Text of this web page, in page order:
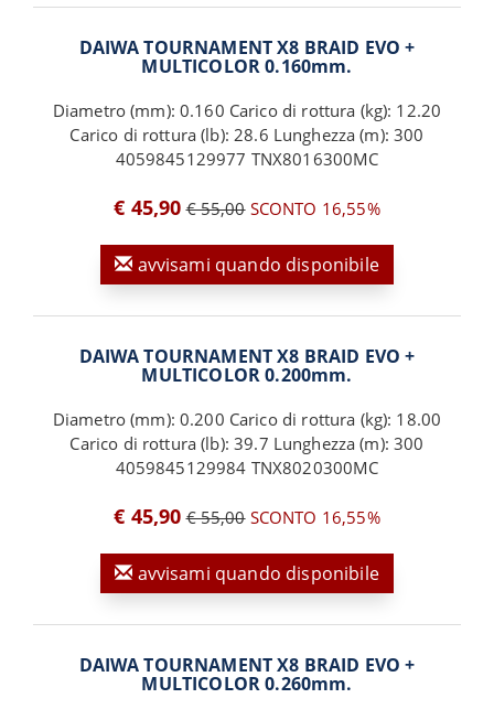
DAIWA TOURNAMENT X8 BRAID EVO +
MULTICOLOR 0.160mm.
Diametro (mm): 0.160 Carico di rottura (kg): 12.20
Carico di rottura (lb): 28.6 Lunghezza (m): 300
4059845129977 TNX8016300MC
€ 45,90 € 55,00SCONTO 16,55%
avvisami quando disponibile
DAIWA TOURNAMENT X8 BRAID EVO +
MULTICOLOR 0.200mm.
Diametro (mm): 0.200 Carico di rottura (kg): 18.00
Carico di rottura (lb): 39.7 Lunghezza (m): 300
4059845129984 TNX8020300MC
€ 45,90 € 55,00SCONTO 16,55%
avvisami quando disponibile
DAIWA TOURNAMENT X8 BRAID EVO +
MULTICOLOR 0.260mm.